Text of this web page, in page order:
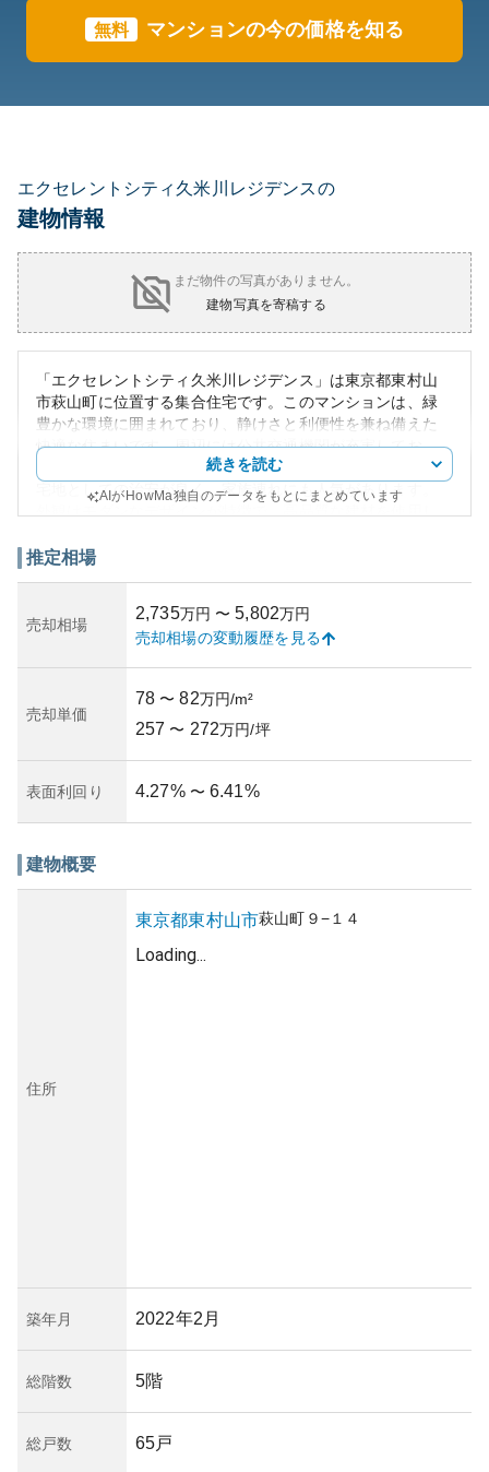
無料 マンションの今の価格を知る
エクセレントシティ久米川レジデンスの
建物情報
まだ物件の写真がありません。
建物写真を寄稿する
「エクセレントシティ久米川レジデンス」は東京都東村山
市萩山町に位置する集合住宅です。このマンションは、緑
豊かな環境に囲まれており、静けさと利便性を兼ね備えた
快適な住まいです。周辺には公共交通機関が充実してお
り、最寄り駅から都心へのアクセスが良好です。また、住
宅地としての治安が良く、家族連れにも人気があります。
在感を放ちます。比較的新しい建物であることから、築年
ます。地価の上昇傾向やマンション需要の高さにより、比
較的高い資産価値を保っています。しかし、市場の変動に
は注意が必要であり、長期的な価値の維持にはマンション
っかりした管理体制が重要で、これが所有リスクを低減す
る要素となります。全体的に、リスクを管理しながらも快
続きを読む
AIがHowMa独自のデータをもとにまとめています
推定相場
売却相場
2,735万円 〜 5,802万円
売却相場の変動履歴を見る
売却単価
78 〜 82万円/m²
257 〜 272万円/坪
表面利回り 4.27% 〜 6.41%
建物概要
住所
東京都東村山市萩山町 ９−１４
Loading...
築年月 2022年2月
総階数 5階
総戸数 65戸